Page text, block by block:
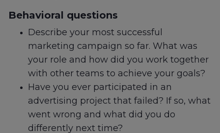
Behavioral questions
Describe your most successful
marketing campaign so far. What was
your role and how did you work together
with other teams to achieve your goals?
Have you ever participated in an
advertising project that failed? If so, what
went wrong and what did you do
differently next time?